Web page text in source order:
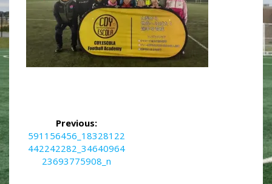
投
稿
ナ
Previous:
Previous
post:
591156456_18328122
442242282_34640964
23693775908_n